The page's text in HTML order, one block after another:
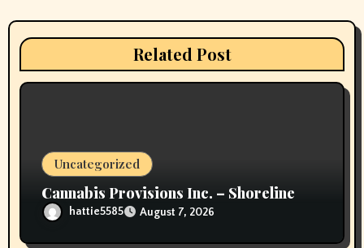
a
Related Post
Uncategorized
Cannabis Provisions Inc. – Shoreline
hattie5585 August 7, 2026